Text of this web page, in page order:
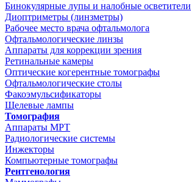
Бинокулярные лупы и налобные осветители
Диоптриметры (линзметры)
Рабочее место врача офтальмолога
Офтальмологические линзы
Аппараты для коррекции зрения
Ретинальные камеры
Оптические когерентные томографы
Офтальмологические столы
Факоэмульсификаторы
Щелевые лампы
Томография
Аппараты МРТ
Радиологические системы
Инжекторы
Компьютерные томографы
Рентгенология